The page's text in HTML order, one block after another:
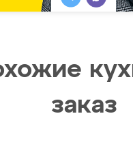
заказ